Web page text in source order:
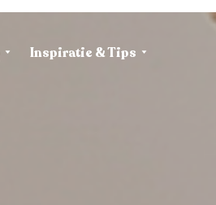
Inspiratie & Tips